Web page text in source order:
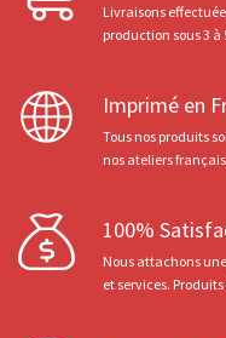
Livraisons
production sous 3 à
Imprimé en
Tous nos produits
nos ateliers
100%
Nous attachons
et services.